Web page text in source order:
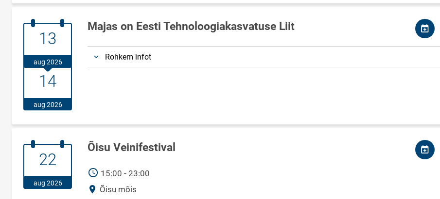
13.august.2026
13
aug 2026
14.august.2026
14
aug 2026
Majas on Eesti Tehnoloogiakasvatuse Liit
Rohkem infot
22.august.2026
22
aug 2026
Õisu Veinifestival
AEG15:00 - 23:00
Asukoht
Õisu mõis